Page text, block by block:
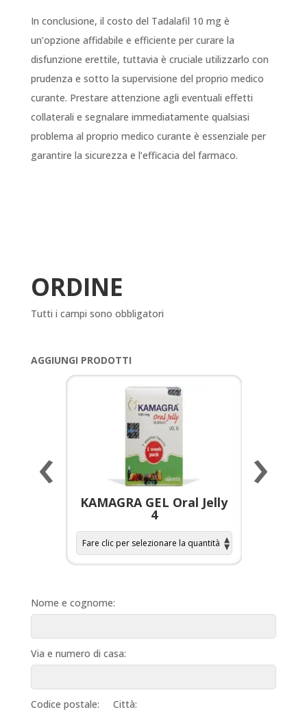
In conclusione, il costo del Tadalafil 10 mg è
un’opzione affidabile e efficiente per curare la
disfunzione erettile, tuttavia è cruciale utilizzarlo con
prudenza e sotto la supervisione del proprio medico
curante. Prestare attenzione agli eventuali effetti
collaterali e segnalare immediatamente qualsiasi
problema al proprio medico curante è essenziale per
garantire la sicurezza e l’efficacia del farmaco.
ORDINE
Tutti i campi sono obbligatori
AGGIUNGI PRODOTTI
KAMAGRA GEL Oral Jelly
4
‹ ›
Nome e cognome:
Via e numero di casa:
Codice postale: Città: